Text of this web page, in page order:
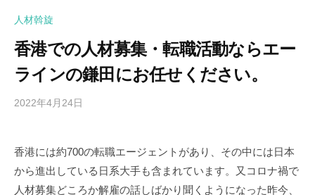
人材斡旋
香港での人材募集・転職活動ならエー
ラインの鎌田にお任せください。
2022年4月24日
l
i
n
香港には約700の転職エージェントがあり、その中には日本
から進出している日系大手も含まれています。又コロナ禍で
人材募集どころか解雇の話しばかり聞くようになった昨今、